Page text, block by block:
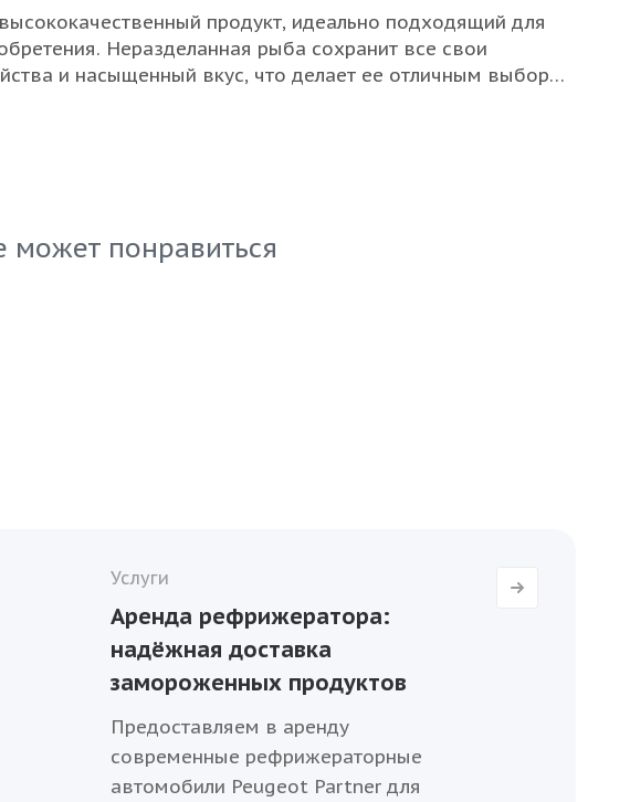
продукт, идеально подходящий для
Неразделанная рыба сохранит все свои
и насыщенный вкус, что делает ее отличным выбором
максимальную свежесть и сохраняет все ароматы моря,
продукт, который удовлетворит запросы даже самых
клиентов.
может понравиться
Услуги
Аренда рефрижератора:
надёжная доставка
замороженных продуктов
Предоставляем в аренду
современные рефрижераторные
автомобили Peugeot Partner для